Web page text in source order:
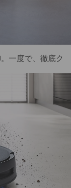
一度で、徹底ク